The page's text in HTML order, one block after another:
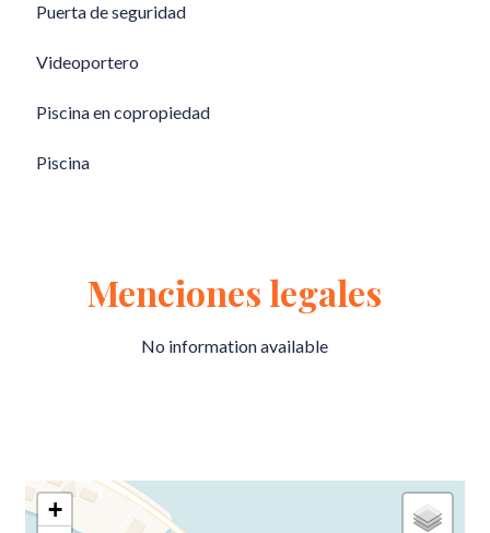
Puerta de seguridad
Videoportero
Piscina en copropiedad
Piscina
Menciones legales
No information available
+